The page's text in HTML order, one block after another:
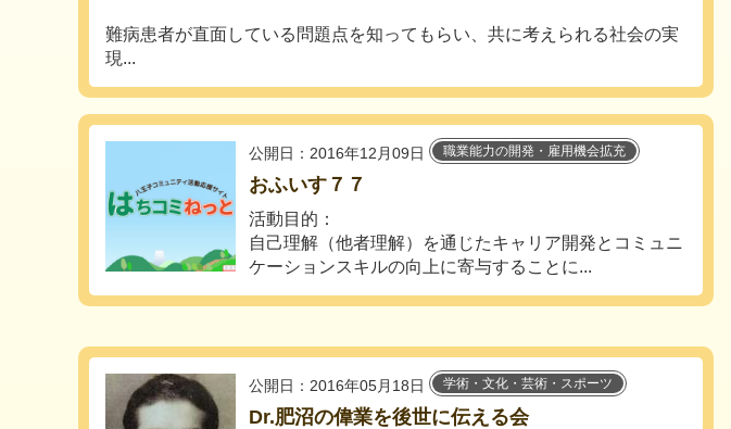
難病患者が直面している問題点を知ってもらい、共に考えられる社会の実
現...
公開日：2016年12月09日 職業能力の開発・雇用機会拡充
おふいす７７
活動目的：
自己理解（他者理解）を通じたキャリア開発とコミュニ
ケーションスキルの向上に寄与することに...
公開日：2016年05月18日 学術・文化・芸術・スポーツ
Dr.肥沼の偉業を後世に伝える会